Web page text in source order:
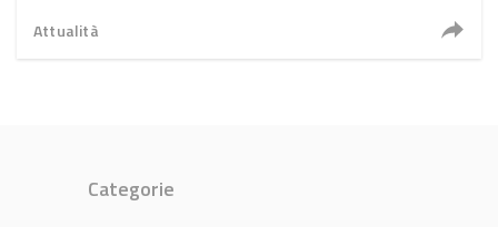
Attualità
Categorie